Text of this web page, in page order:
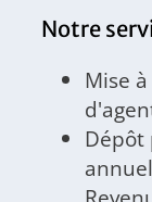
Notre
Mise
Dépôt